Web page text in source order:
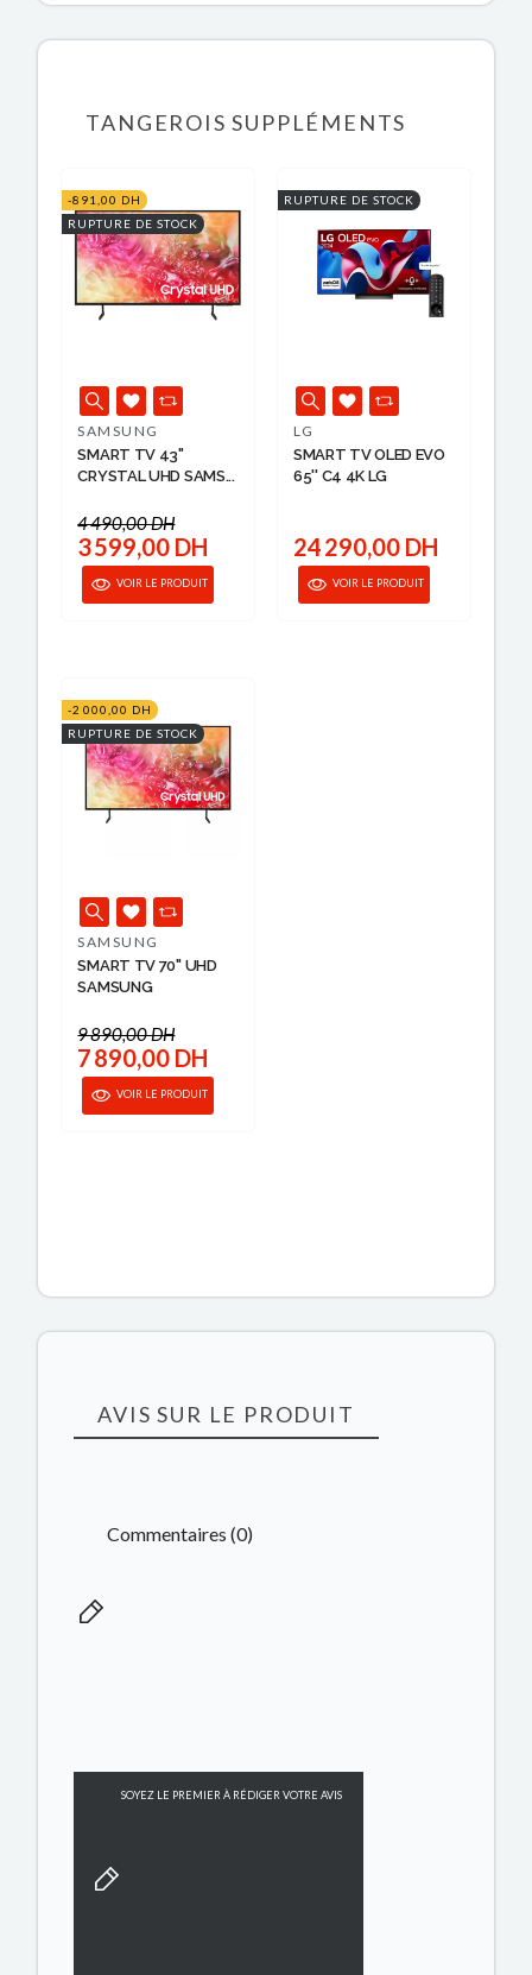
TANGEROIS SUPPLÉMENTS
-891,00 DH
RUPTURE DE STOCK
SAMSUNG
SMART TV 43"
CRYSTAL UHD SAMS...
4 490,00 DH
3 599,00 DH
VOIR LE PRODUIT
RUPTURE DE STOCK
LG
SMART TV OLED EVO
65'' C4 4K LG
24 290,00 DH
VOIR LE PRODUIT
-2 000,00 DH
RUPTURE DE STOCK
SAMSUNG
SMART TV 70" UHD
SAMSUNG
9 890,00 DH
7 890,00 DH
VOIR LE PRODUIT
AVIS SUR LE PRODUIT
Commentaires (0)
SOYEZ LE PREMIER À RÉDIGER VOTRE AVIS